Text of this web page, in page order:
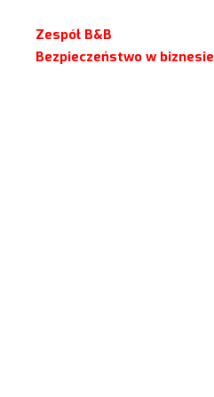
Zespół B&B
Bezpieczeństwo w biznesie